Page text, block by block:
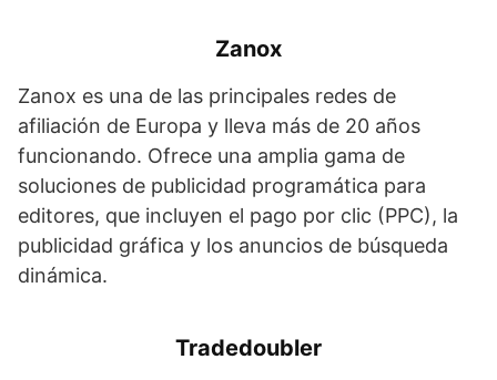
Zanox
Zanox es una de las principales redes de
afiliación de Europa y lleva más de 20 años
funcionando. Ofrece una amplia gama de
soluciones de publicidad programática para
editores, que incluyen el pago por clic (PPC), la
publicidad gráfica y los anuncios de búsqueda
dinámica.
Tradedoubler